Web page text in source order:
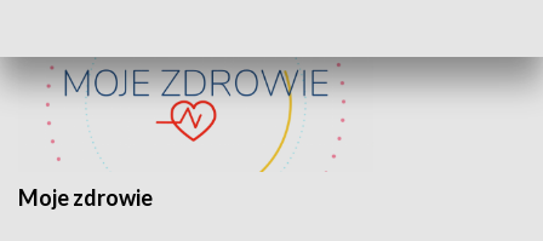
Moje zdrowie